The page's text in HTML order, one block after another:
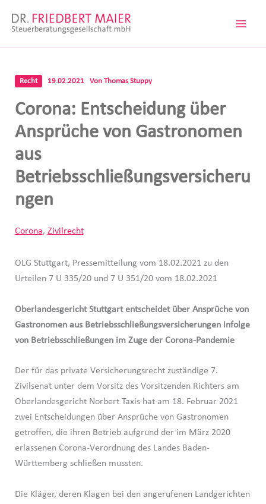
Inhalt
Recht 19.02.2021 Von Thomas Stuppy
Corona: Entscheidung über
Ansprüche von Gastronomen
aus
Betriebsschließungsversicheru
ngen
Corona, Zivilrecht
OLG Stuttgart, Pressemitteilung vom 18.02.2021 zu den
Urteilen 7 U 335/20 und 7 U 351/20 vom 18.02.2021
Oberlandesgericht Stuttgart entscheidet über Ansprüche von
Gastronomen aus Betriebsschließungsversicherungen infolge
von Betriebsschließungen im Zuge der Corona-Pandemie
Der für das private Versicherungsrecht zuständige 7.
Zivilsenat unter dem Vorsitz des Vorsitzenden Richters am
Oberlandesgericht Norbert Taxis hat am 18. Februar 2021
zwei Entscheidungen über Ansprüche von Gastronomen
getroffen, die ihren Betrieb aufgrund der im März 2020
erlassenen Corona-Verordnung des Landes Baden-
Württemberg schließen mussten.
Die Kläger, deren Klagen bei den angerufenen Landgerichten